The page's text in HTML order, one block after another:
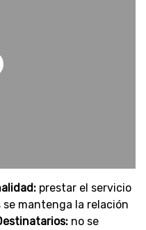
prestar el servicio
mantenga la relación
no se